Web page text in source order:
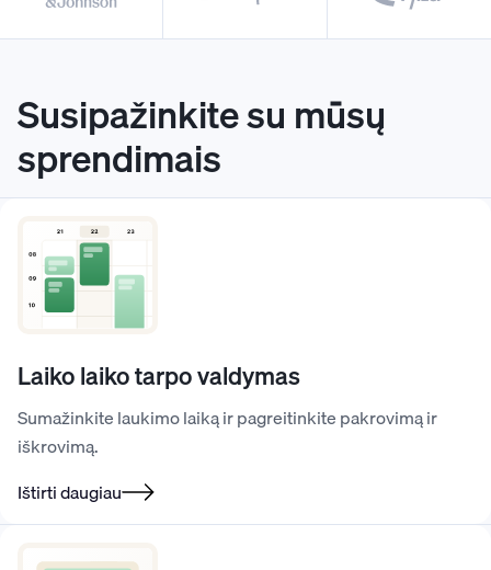
Susipažinkite su mūsų
sprendimais
Laiko laiko tarpo valdymas
Sumažinkite laukimo laiką ir pagreitinkite pakrovimą ir
iškrovimą.
Ištirti daugiau